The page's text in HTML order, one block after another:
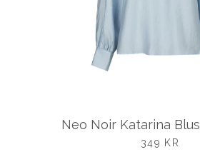
Neo Noir Katarina
349 KR